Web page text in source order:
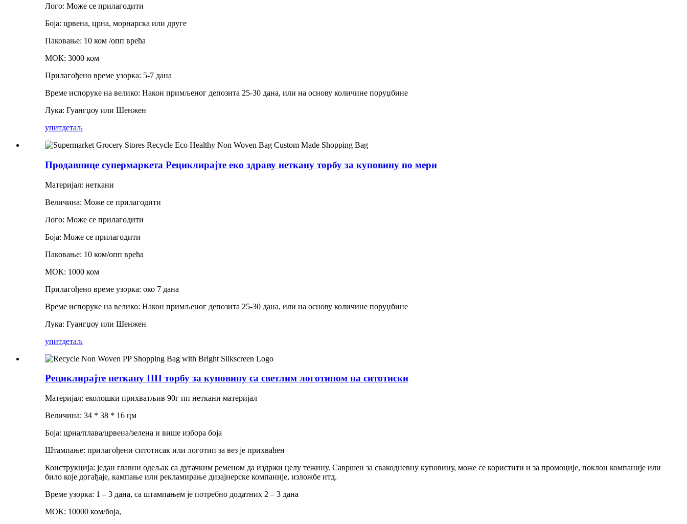
Лого: Може се прилагодити
Боја: црвена, црна, морнарска или друге
Паковање: 10 ком /опп врећа
МОК: 3000 ком
Прилагођено време узорка: 5-7 дана
Време испоруке на велико: Након примљеног депозита 25-30 дана, или на основу количине поруџбине
Лука: Гуангџоу или Шенжен
упитдетаљ
Продавнице супермаркета Рециклирајте еко здраву неткану торбу за куповину по мери
Материјал: неткани
Величина: Може се прилагодити
Лого: Може се прилагодити
Боја: Може се прилагодити
Паковање: 10 ком/опп врећа
МОК: 1000 ком
Прилагођено време узорка: око 7 дана
Време испоруке на велико: Након примљеног депозита 25-30 дана, или на основу количине поруџбине
Лука: Гуангџоу или Шенжен
упитдетаљ
Рециклирајте неткану ПП торбу за куповину са светлим логотипом на ситотиски
Материјал: еколошки прихватљив 90г пп неткани материјал
Величина: 34 * 38 * 16 цм
Боја: црна/плава/црвена/зелена и више избора боја
Штампање: прилагођени ситотисак или логотип за вез је прихваћен
Конструкција: један главни одељак са дугачким ременом да издржи целу тежину. Савршен за свакодневну куповину, може се користити и за промоције, поклон компаније или
било које догађаје, кампање или рекламирање дизајнерске компаније, изложбе итд.
Време узорка: 1 – 3 дана, са штампањем је потребно додатних 2 – 3 дана
МОК: 10000 ком/боја,